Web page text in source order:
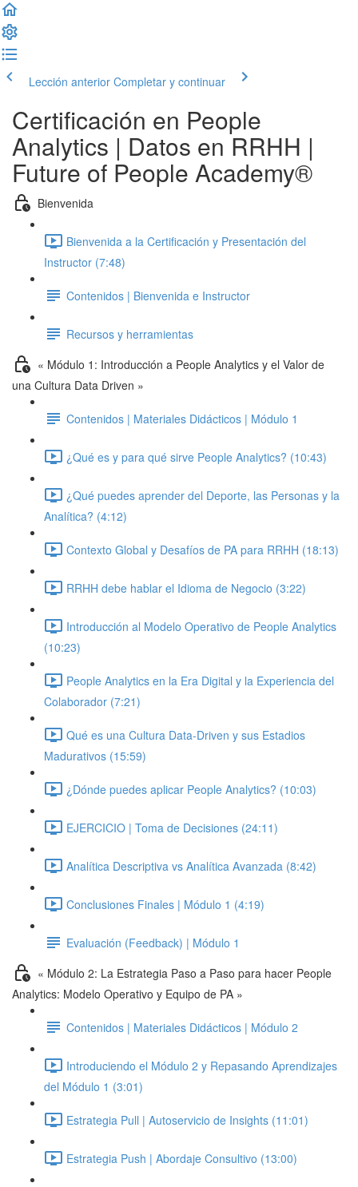
Lección anterior Completar y continuar
Certificación en People
Analytics | Datos en RRHH |
Future of People Academy®
Bienvenida
Bienvenida a la Certificación y Presentación del
Instructor (7:48)
Contenidos | Bienvenida e Instructor
Recursos y herramientas
« Módulo 1: Introducción a People Analytics y el Valor de
una Cultura Data Driven »
Contenidos | Materiales Didácticos | Módulo 1
¿Qué es y para qué sirve People Analytics? (10:43)
¿Qué puedes aprender del Deporte, las Personas y la
Analítica? (4:12)
Contexto Global y Desafíos de PA para RRHH (18:13)
RRHH debe hablar el Idioma de Negocio (3:22)
Introducción al Modelo Operativo de People Analytics
(10:23)
People Analytics en la Era Digital y la Experiencia del
Colaborador (7:21)
Qué es una Cultura Data-Driven y sus Estadios
Madurativos (15:59)
¿Dónde puedes aplicar People Analytics? (10:03)
EJERCICIO | Toma de Decisiones (24:11)
Analítica Descriptiva vs Analítica Avanzada (8:42)
Conclusiones Finales | Módulo 1 (4:19)
Evaluación (Feedback) | Módulo 1
« Módulo 2: La Estrategia Paso a Paso para hacer People
Analytics: Modelo Operativo y Equipo de PA »
Contenidos | Materiales Didácticos | Módulo 2
Introduciendo el Módulo 2 y Repasando Aprendizajes
del Módulo 1 (3:01)
Estrategia Pull | Autoservicio de Insights (11:01)
Estrategia Push | Abordaje Consultivo (13:00)